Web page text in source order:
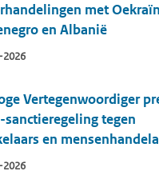
met
en Albanië
2026
Vertegenwoordiger
tegen
en
2026